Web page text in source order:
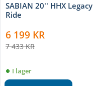
SABIAN 20'' HHX Legacy
Ride
6 199 KR
7 433KR
I lager